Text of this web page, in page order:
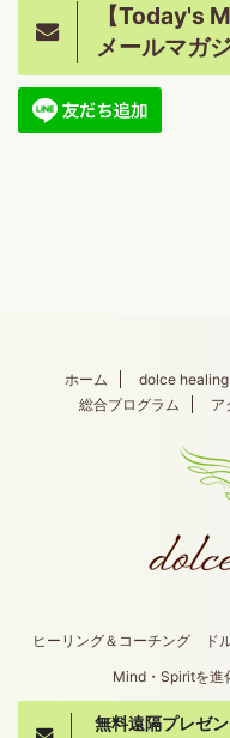
【Today's
メールマガ
ホーム dolce healing
総合プログラム
ア
ヒーリング＆コーチング ド
Mind・Spiritを進
無料遠隔プレゼ
Copyright© dolce